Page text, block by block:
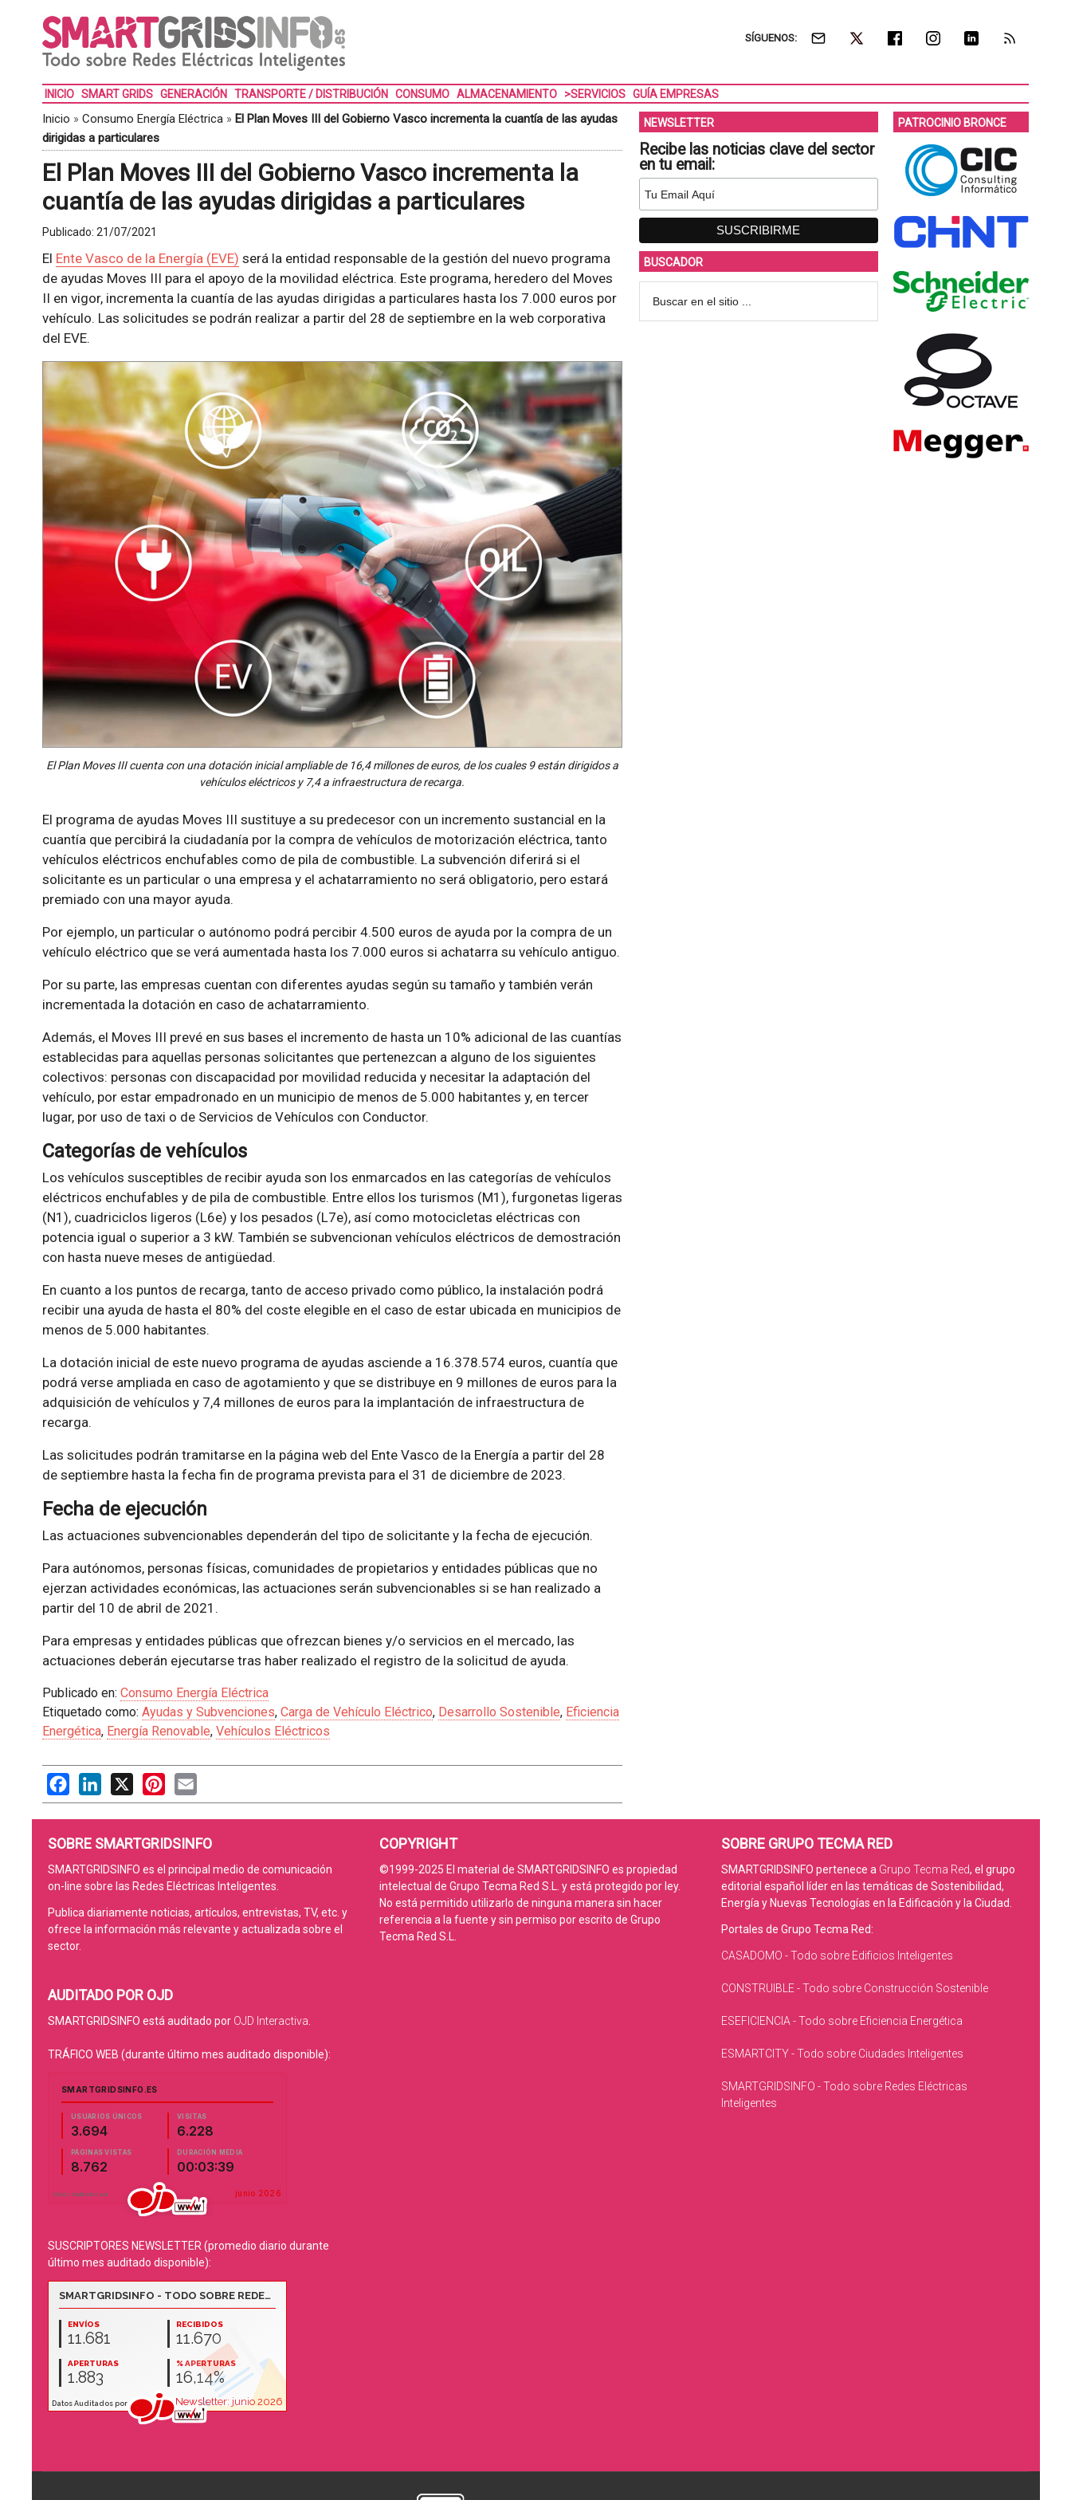
SÍGUENOS:
INICIO SMART GRIDS GENERACIÓN TRANSPORTE / DISTRIBUCIÓN CONSUMO ALMACENAMIENTO >SERVICIOS GUÍA EMPRESAS
Inicio » Consumo Energía Eléctrica» El Plan Moves III del Gobierno Vasco incrementa la cuantía de las ayudas
dirigidas a particulares
El Plan Moves III del Gobierno Vasco incrementa la
cuantía de las ayudas dirigidas a particulares
Publicado: 21/07/2021
El Ente Vasco de la Energía (EVE) será la entidad responsable de la gestión del nuevo programa
de ayudas Moves III para el apoyo de la movilidad eléctrica. Este programa, heredero del Moves
II en vigor, incrementa la cuantía de las ayudas dirigidas a particulares hasta los 7.000 euros por
vehículo. Las solicitudes se podrán realizar a partir del 28 de septiembre en la web corporativa
del EVE.
El Plan Moves III cuenta con una dotación inicial ampliable de 16,4 millones de euros, de los cuales 9 están dirigidos a
vehículos eléctricos y 7,4 a infraestructura de recarga.
El programa de ayudas Moves III sustituye a su predecesor con un incremento sustancial en la
cuantía que percibirá la ciudadanía por la compra de vehículos de motorización eléctrica, tanto
vehículos eléctricos enchufables como de pila de combustible. La subvención diferirá si el
solicitante es un particular o una empresa y el achatarramiento no será obligatorio, pero estará
premiado con una mayor ayuda.
Por ejemplo, un particular o autónomo podrá percibir 4.500 euros de ayuda por la compra de un
vehículo eléctrico que se verá aumentada hasta los 7.000 euros si achatarra su vehículo antiguo.
Por su parte, las empresas cuentan con diferentes ayudas según su tamaño y también verán
incrementada la dotación en caso de achatarramiento.
Además, el Moves III prevé en sus bases el incremento de hasta un 10% adicional de las cuantías
establecidas para aquellas personas solicitantes que pertenezcan a alguno de los siguientes
colectivos: personas con discapacidad por movilidad reducida y necesitar la adaptación del
vehículo, por estar empadronado en un municipio de menos de 5.000 habitantes y, en tercer
lugar, por uso de taxi o de Servicios de Vehículos con Conductor.
Categorías de vehículos
Los vehículos susceptibles de recibir ayuda son los enmarcados en las categorías de vehículos
eléctricos enchufables y de pila de combustible. Entre ellos los turismos (M1), furgonetas ligeras
(N1), cuadriciclos ligeros (L6e) y los pesados (L7e), así como motocicletas eléctricas con
potencia igual o superior a 3 kW. También se subvencionan vehículos eléctricos de demostración
con hasta nueve meses de antigüedad.
En cuanto a los puntos de recarga, tanto de acceso privado como público, la instalación podrá
recibir una ayuda de hasta el 80% del coste elegible en el caso de estar ubicada en municipios de
menos de 5.000 habitantes.
La dotación inicial de este nuevo programa de ayudas asciende a 16.378.574 euros, cuantía que
podrá verse ampliada en caso de agotamiento y que se distribuye en 9 millones de euros para la
adquisición de vehículos y 7,4 millones de euros para la implantación de infraestructura de
recarga.
Las solicitudes podrán tramitarse en la página web del Ente Vasco de la Energía a partir del 28
de septiembre hasta la fecha fin de programa prevista para el 31 de diciembre de 2023.
Fecha de ejecución
Las actuaciones subvencionables dependerán del tipo de solicitante y la fecha de ejecución.
Para autónomos, personas físicas, comunidades de propietarios y entidades públicas que no
ejerzan actividades económicas, las actuaciones serán subvencionables si se han realizado a
partir del 10 de abril de 2021.
Para empresas y entidades públicas que ofrezcan bienes y/o servicios en el mercado, las
actuaciones deberán ejecutarse tras haber realizado el registro de la solicitud de ayuda.
Publicado en: Consumo Energía Eléctrica
Etiquetado como: Ayudas y Subvenciones, Carga de Vehículo Eléctrico, Desarrollo Sostenible, Eficiencia
Energética, Energía Renovable, Vehículos Eléctricos
FacebookLinkedIn
X PinterestEmail
NEWSLETTER
Recibe las noticias clave del sector
en tu email:
BUSCADOR
PATROCINIO BRONCE
SOBRE SMARTGRIDSINFO
SMARTGRIDSINFO es el principal medio de comunicación
on-line sobre las Redes Eléctricas Inteligentes.
Publica diariamente noticias, artículos, entrevistas, TV, etc. y
ofrece la información más relevante y actualizada sobre el
sector.
AUDITADO POR OJD
SMARTGRIDSINFO está auditado por OJD Interactiva
TRÁFICO WEB (durante último mes auditado disponible):
SUSCRIPTORES NEWSLETTER (promedio diario durante
último mes auditado disponible):
COPYRIGHT
©1999-2025 El material de SMARTGRIDSINFO es propiedad
intelectual de Grupo Tecma Red S.L. y está protegido por ley.
No está permitido utilizarlo de ninguna manera sin hacer
referencia a la fuente y sin permiso por escrito de Grupo
Tecma Red S.L.
SOBRE GRUPO TECMA RED
SMARTGRIDSINFO pertenece a Grupo Tecma Red, el grupo
editorial español líder en las temáticas de Sostenibilidad,
Energía y Nuevas Tecnologías en la Edificación y la Ciudad.
Portales de Grupo Tecma Red:
CASADOMO - Todo sobre Edificios Inteligentes
CONSTRUIBLE - Todo sobre Construcción Sostenible
ESEFICIENCIA - Todo sobre Eficiencia Energética
ESMARTCITY - Todo sobre Ciudades Inteligentes
SMARTGRIDSINFO - Todo sobre Redes Eléctricas
Inteligentes